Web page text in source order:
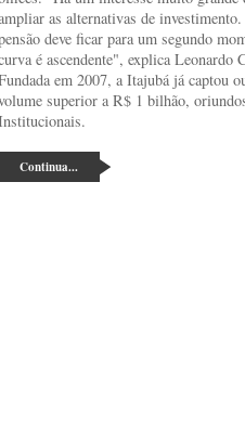
as alternativas de
deve ficar para um segundo
é ascendente", explica Leonardo
em 2007, a Itajubá já captou
superior a R$ 1 bilhão,
Continua...